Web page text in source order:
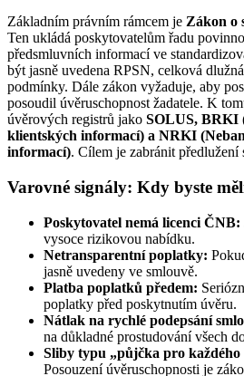
Základním právním rámcem je Zákon o
Ten ukládá poskytovatelům řadu
předsmluvních informací ve
být jasně uvedena RPSN, celková
podmínky. Dále zákon vyžaduje, aby
posoudil úvěruschopnost žadatele. K
úvěrových registrů jako SOLUS, BRKI
klientských informací) a NRKI
informací). Cílem je zabránit předlužení
Varovné signály: Kdy byste
Poskytovatel nemá licenci ČNB:
vysoce rizikovou nabídku.
Netransparentní poplatky:
jasně uvedeny ve smlouvě.
Platba poplatků předem:
poplatky před poskytnutím úvěru.
Nátlak na rychlé podepsání
na důkladné prostudování všech
Sliby typu „půjčka pro každého
Posouzení úvěruschopnosti je